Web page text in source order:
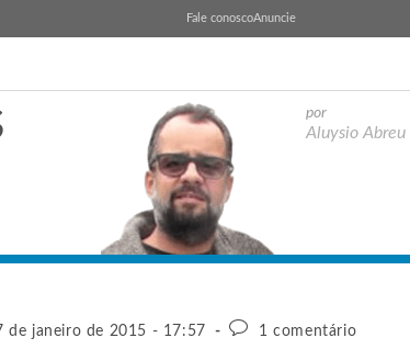
Fale conoscoAnuncie
por
Aluysio Abreu
de janeiro de 2015 - 17:57 1 comentário